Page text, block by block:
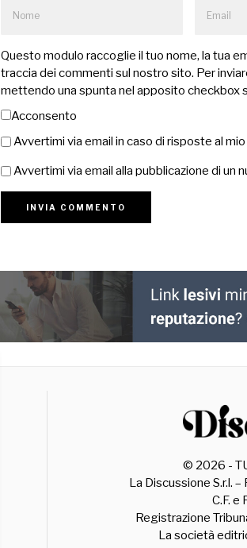
Questo modulo raccoglie il tuo nome, la tua
traccia dei commenti sul nostro sito. Per
mettendo una spunta nel apposito checkbox
Acconsento
Avvertimi via email in caso di risposte al
Avvertimi via email alla pubblicazione di un
© 2026 -
La Discussione S.r.l.
C.F.
Registrazione
La società